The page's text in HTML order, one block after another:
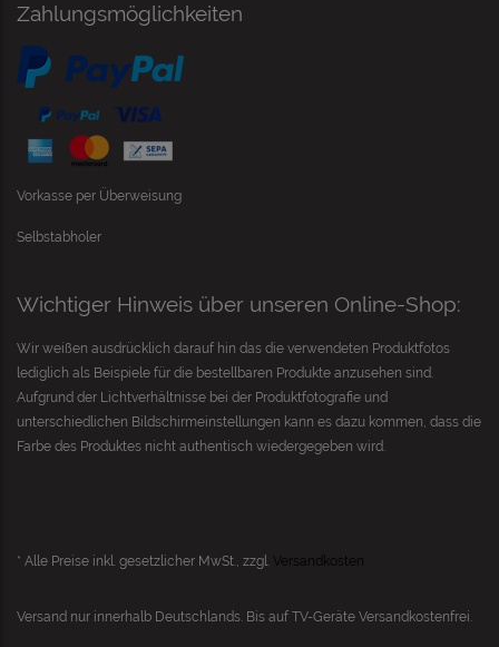
Zahlungsmöglichkeiten
Vorkasse per Überweisung
Selbstabholer
Wichtiger Hinweis über unseren Online-Shop:
Wir weißen ausdrücklich darauf hin das die verwendeten Produktfotos
lediglich als Beispiele für die bestellbaren Produkte anzusehen sind.
Aufgrund der Lichtverhältnisse bei der Produktfotografie und
unterschiedlichen Bildschirmeinstellungen kann es dazu kommen, dass die
Farbe des Produktes nicht authentisch wiedergegeben wird.
* Alle Preise inkl. gesetzlicher MwSt., zzgl. Versandkosten
Versand nur innerhalb Deutschlands. Bis auf TV-Geräte Versandkostenfrei.